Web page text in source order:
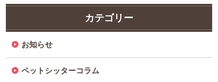
カテゴリー
お知らせ
ペットシッターコラム